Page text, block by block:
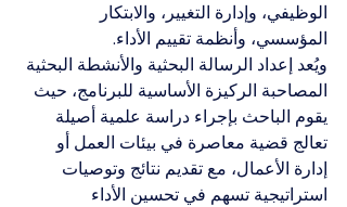
الوظيفي، وإدارة التغيير، والابتكار
المؤسسي، وأنظمة تقييم الأداء.
ويُعد إعداد الرسالة البحثية والأنشطة البحثية
المصاحبة الركيزة الأساسية للبرنامج، حيث
يقوم الباحث بإجراء دراسة علمية أصيلة
تعالج قضية معاصرة في بيئات العمل أو
إدارة الأعمال، مع تقديم نتائج وتوصيات
استراتيجية تسهم في تحسين الأداء